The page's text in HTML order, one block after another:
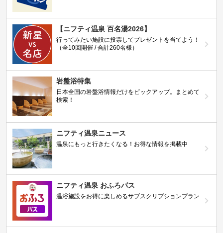
【ニフティ温泉 百名湯2026】
行ってみたい施設に投票してプレゼントを当てよう！
（全10回開催 / 合計260名様）
岩盤浴特集
日本全国の岩盤浴情報だけをピックアップ。まとめて
検索！
ニフティ温泉ニュース
温泉にもっと行きたくなる！お得な情報を掲載中
ニフティ温泉 おふろパス
温浴施設をお得に楽しめるサブスクリプションプラン